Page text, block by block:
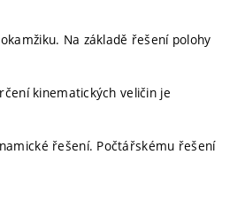
Na základě řešení polohy
kinematických veličin je
řešení. Počtářskému řešení